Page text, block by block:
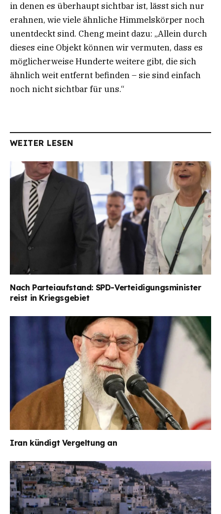
in denen es überhaupt sichtbar ist, lässt sich nur
erahnen, wie viele ähnliche Himmelskörper noch
unentdeckt sind. Cheng meint dazu: „Allein durch
dieses eine Objekt können wir vermuten, dass es
möglicherweise Hunderte weitere gibt, die sich
ähnlich weit entfernt befinden – sie sind einfach
noch nicht sichtbar für uns.“
WEITER LESEN
Nach Parteiaufstand: SPD-Verteidigungsminister
reist in Kriegsgebiet
Iran kündigt Vergeltung an